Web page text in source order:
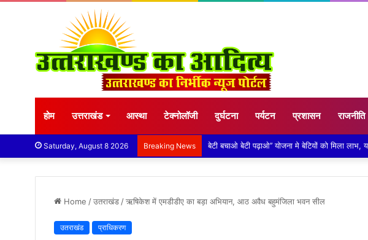
होम उत्तराखंड आस्था टेक्नोलॉजी दुर्घटना पर्यटन प्रशासन राजनीति
Saturday, August 8 2026 Breaking News विशिष्ट पहचान बना रही है आदि कैलाश परिक्रमा: महाराज
Home /उतराखंड /ऋषिकेश में एमडीडीए का बड़ा अभियान, आठ अवैध बहुमंजिला भवन सील
उतराखंड प्राधिकरण